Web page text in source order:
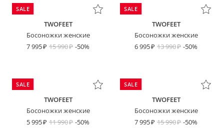
SALE
TWOFEET
Босоножки женские
7 995
15 990 -50%
SALE
TWOFEET
Босоножки женские
6 995
13 990 -50%
SALE
TWOFEET
Босоножки женские
5 995
11 990 -50%
SALE
TWOFEET
Босоножки женские
7 995
15 990 -50%